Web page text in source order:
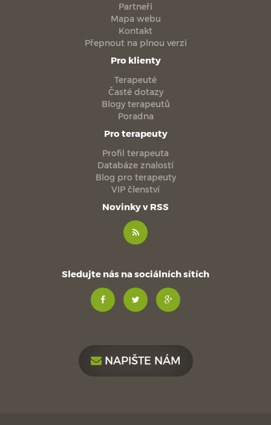
Partneři
Mapa webu
Kontakt
Přepnout na plnou verzi
Pro klienty
Terapeuté
Časté dotazy
Blogy terapeutů
Poradna
Pro terapeuty
Profil terapeuta
Databáze znalostí
Blog pro terapeuty
VIP členství
Novinky v RSS
Sledujte nás na sociálních sítích
NAPIŠTE NÁM